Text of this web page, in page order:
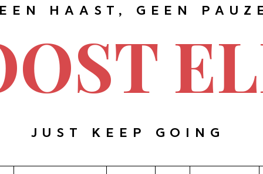
HAAST, GEEN
JUST KEEP GOING